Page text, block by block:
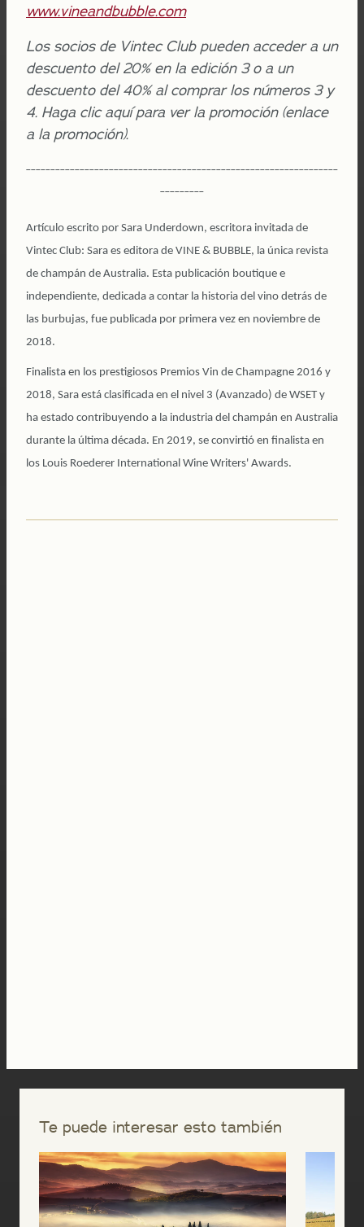
www.vineandbubble.com
Los socios de Vintec Club pueden acceder a un
descuento del 20% en la edición 3 o a un
descuento del 40% al comprar los números 3 y
4. Haga clic aquí para ver la promoción (enlace
a la promoción).
----------------------------------------------------------------
---------
Artículo escrito por Sara Underdown, escritora invitada de
Vintec Club: Sara es editora de VINE & BUBBLE, la única revista
de champán de Australia. Esta publicación boutique e
independiente, dedicada a contar la historia del vino detrás de
las burbujas, fue publicada por primera vez en noviembre de
2018.
Finalista en los prestigiosos Premios Vin de Champagne 2016 y
2018, Sara está clasificada en el nivel 3 (Avanzado) de WSET y
ha estado contribuyendo a la industria del champán en Australia
durante la última década. En 2019, se convirtió en finalista en
los Louis Roederer International Wine Writers' Awards.
Te puede interesar esto también